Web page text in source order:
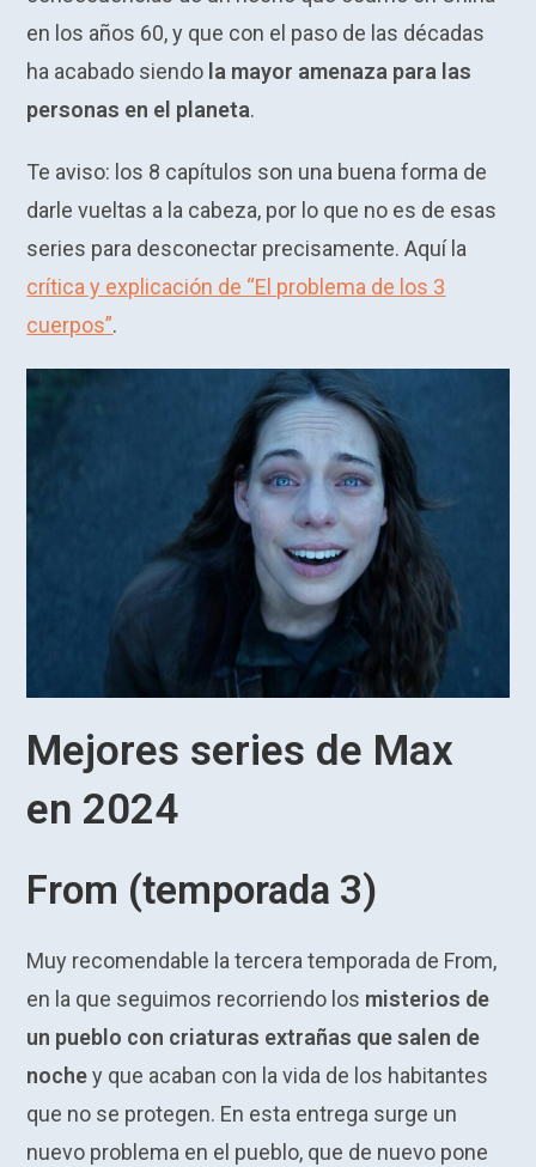
en los años 60, y que con el paso de las décadas
ha acabado siendo la mayor amenaza para las
personas en el planeta.
Te aviso: los 8 capítulos son una buena forma de
darle vueltas a la cabeza, por lo que no es de esas
series para desconectar precisamente. Aquí la
crítica y explicación de “El problema de los 3
cuerpos”.
Mejores series de Max
en 2024
From (temporada 3)
Muy recomendable la tercera temporada de From,
en la que seguimos recorriendo los misterios de
un pueblo con criaturas extrañas que salen de
nochey que acaban con la vida de los habitantes
que no se protegen. En esta entrega surge un
nuevo problema en el pueblo, que de nuevo pone